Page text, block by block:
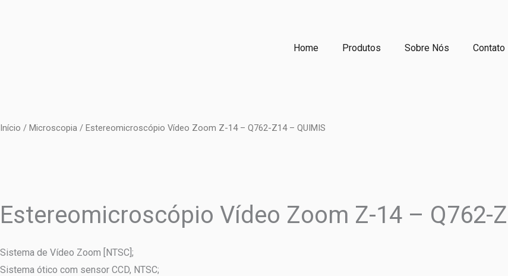
Home Produtos Sobre Nós Contato
Início / Microscopia / Estereomicroscópio Vídeo Zoom Z-14 – Q762-Z14 – QUIMIS
Estereomicroscópio Vídeo Zoom Z-14 – Q762-
Sistema de Vídeo Zoom [NTSC];
Sistema ótico com sensor CCD, NTSC;